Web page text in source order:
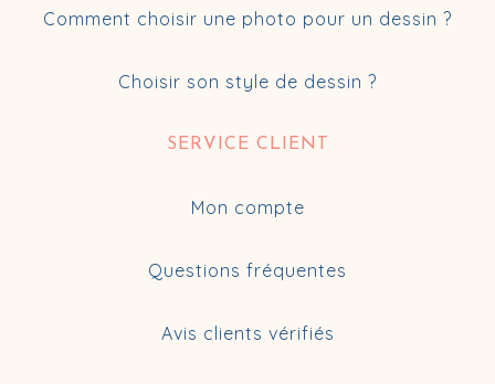
Comment choisir une photo pour un dessin ?
Choisir son style de dessin ?
SERVICE CLIENT
Mon compte
Questions fréquentes
Avis clients vérifiés